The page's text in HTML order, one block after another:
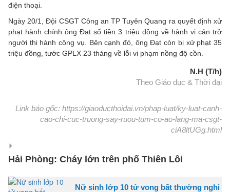
điện thoại.
Ngày 20/1, Đội CSGT Công an TP Tuyên Quang ra quyết định xử
phạt hành chính ông Đạt số tiền 3 triệu đồng về hành vi cản trở
người thi hành công vụ. Bên cạnh đó, ông Đạt còn bị xử phạt 35
triệu đồng, tước GPLX 23 tháng về lỗi vi phạm nồng độ cồn.
N.H (T/h)
Theo Giáo dục & Thời đại
Link báo gốc: https://giaoducthoidai.vn/phap-luat/ky-luat-canh-
cao-chi-cuc-truong-say-ruou-tum-co-ao-lang-ma-csgt-
ciA8ltUGg.html
Hải Phòng: Cháy lớn trên phố Thiên Lôi
Nữ sinh lớp 10 tử vong bất thường nghi